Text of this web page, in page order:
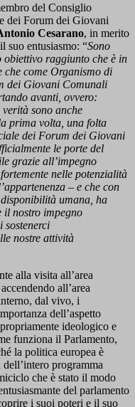
del Consiglio
dei Forum dei Giovani
Cesarano, in merito
suo entusiasmo: “Sono
obiettivo raggiunto che è in
che come Organismo di
dei Giovani Comunali
avanti, ovvero:
verità sono anche
prima volta, una folta
dei Forum dei Giovani
le porte del
grazie all’impegno
nelle potenzialità
– e che con
umana, ha
il nostro impegno
sostenerci
nostre attività
alla visita all’area
all’area
dal vivo, i
dell’aspetto
ideologico e
funziona il Parlamento,
la politica europea è
programma
che è stato il modo
del parlamento
i suoi poteri e il suo